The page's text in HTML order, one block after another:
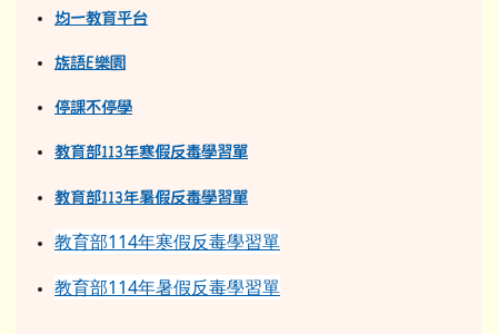
均一教育平台
族語E樂園
停課不停學
教育部113年寒假反毒學習單
教育部113年暑假反毒學習單
教育部114年寒假反毒學習單
教育部114年暑假反毒學習單